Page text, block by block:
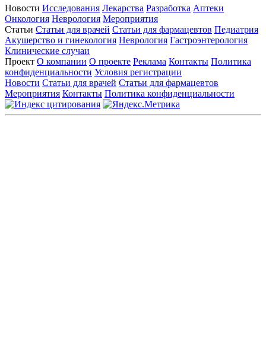
Новости Исследования Лекарства Разработка Аптеки
Онкология Неврология Мероприятия
Статьи Статьи для врачей Статьи для фармацевтов Педиатрия
Акушерство и гинекология Неврология Гастроэнтерология
Клинические случаи
Проект О компании О проекте Реклама Контакты Политика
конфиденциальности Условия регистрации
Новости Статьи для врачей Статьи для фармацевтов
Мероприятия Контакты Политика конфиденциальности